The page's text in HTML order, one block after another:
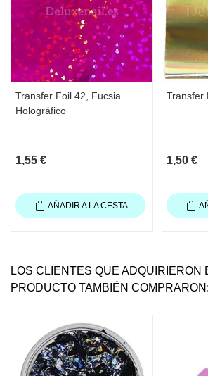
Transfer Foil 42, Fucsia
Holográfico
1,55 €
AÑADIR A LA CESTA
Transfer
1,50 €
LOS CLIENTES QUE ADQUIRIERON
PRODUCTO TAMBIÉN COMPRARON: